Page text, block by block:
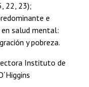
22, 23);
e
salud mental:
y pobreza.
Instituto de